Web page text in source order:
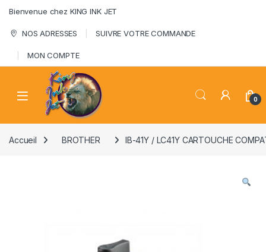
Bienvenue chez KING INK JET
NOS ADRESSES SUIVRE VOTRE COMMANDE
MON COMPTE
0
Accueil BROTHER IB-41Y / LC41Y CARTOUCHE